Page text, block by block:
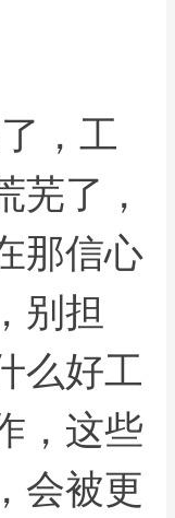
，工
芜了，
那信心
别担
么好工
，这些
会被更